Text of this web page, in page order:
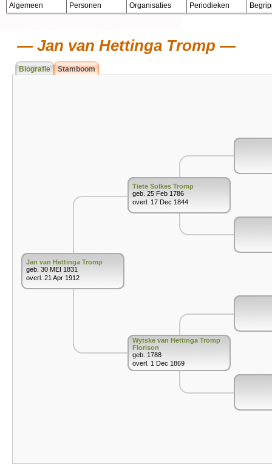
Algemeen Personen Organisaties Periodieken
Jan van Hettinga Tromp
Biografie Stamboom
Jan van Hettinga Tromp
geb. 30 MEI 1831
overl. 21 Apr 1912
Tiete Solkes Tromp
geb. 25 Feb 1786
overl. 17 Dec 1844
Wytske van Hettinga Tromp
Florison
geb. 1788
overl. 1 Dec 1869